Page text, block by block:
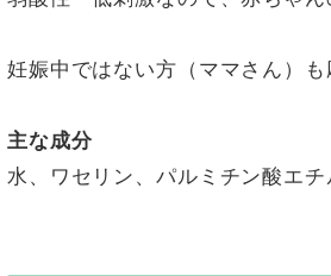
妊娠中ではない方（ママさん）も
主な成分
水、ワセリン、パルミチン酸エ